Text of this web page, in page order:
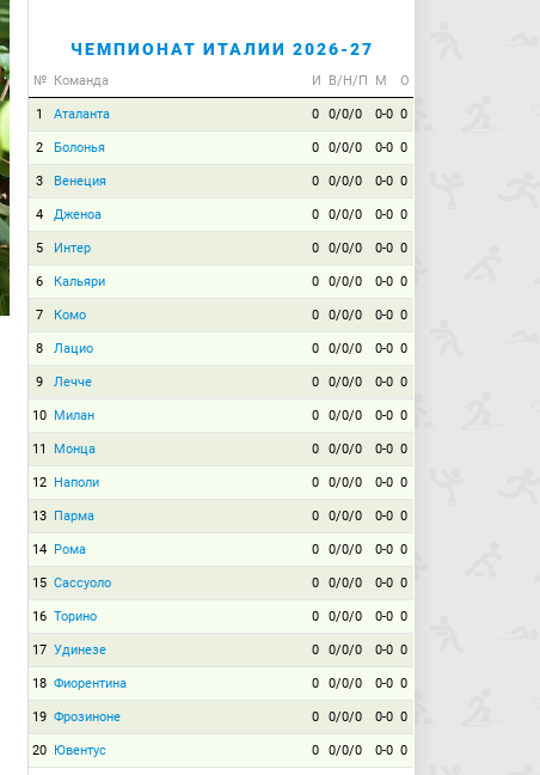
ЧЕМПИОНАТ ИТАЛИИ 2026-27
№ Команда И В/Н/П М О
1 Аталанта 0 0/0/0 0-0 0
2 Болонья 0 0/0/0 0-0 0
3 Венеция 0 0/0/0 0-0 0
4 Дженоа 0 0/0/0 0-0 0
5 Интер 0 0/0/0 0-0 0
6 Кальяри 0 0/0/0 0-0 0
7 Комо 0 0/0/0 0-0 0
8 Лацио 0 0/0/0 0-0 0
9 Лечче 0 0/0/0 0-0 0
10 Милан 0 0/0/0 0-0 0
11 Монца 0 0/0/0 0-0 0
12 Наполи 0 0/0/0 0-0 0
13 Парма 0 0/0/0 0-0 0
14 Рома 0 0/0/0 0-0 0
15 Сассуоло 0 0/0/0 0-0 0
16 Торино 0 0/0/0 0-0 0
17 Удинезе 0 0/0/0 0-0 0
18 Фиорентина 0 0/0/0 0-0 0
19 Фрозиноне 0 0/0/0 0-0 0
20 Ювентус 0 0/0/0 0-0 0